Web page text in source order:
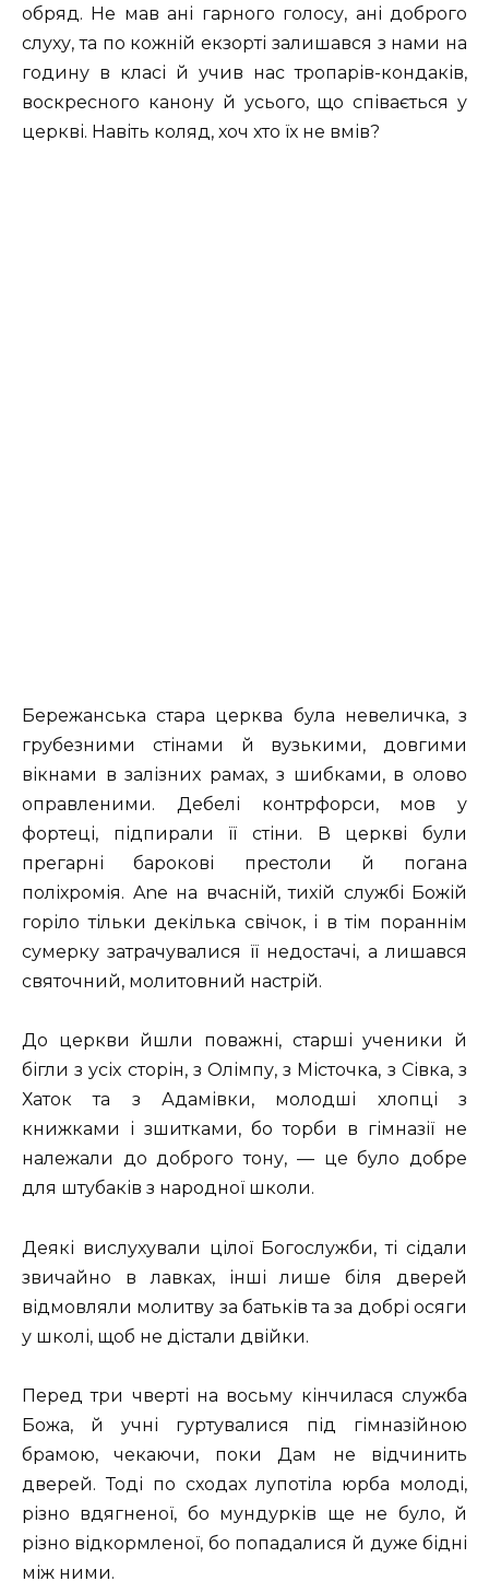
обряд. Не мав ані гарного голосу, ані доброго
слуху, та по кожній екзорті залишався з нами на
годину в класі й учив нас тропарів-кондаків,
воскресного канону й усього, що співається у
церкві. Навіть коляд, хоч хто їх не вмів?
Бережанська стара церква була невеличка, з
грубезними стінами й вузькими, довгими
вікнами в залізних рамах, з шибками, в олово
оправленими. Дебелі контрфорси, мов у
фортеці, підпирали її стіни. В церкві були
прегарні барокові престоли й погана
поліхромія. Ane на вчасній, тихій службі Божій
горіло тільки декілька свічок, і в тім пораннім
сумерку затрачувалися її недостачі, а лишався
святочний, молитовний настрій.
До церкви йшли поважні, старші ученики й
бігли з усіх сторін, з Олімпу, з Місточка, з Сівка, з
Хаток та з Адамівки, молодші хлопці з
книжками і зшитками, бо торби в гімназії не
належали до доброго тону, — це було добре
для штубаків з народної школи.
Деякі вислухували цілої Богослужби, ті сідали
звичайно в лавках, інші лише біля дверей
відмовляли молитву за батьків та за добрі осяги
у школі, щоб не дістали двійки.
Перед три чверті на восьму кінчилася служба
Божа, й учні гуртувалися під гімназійною
брамою, чекаючи, поки Дам не відчинить
дверей. Тоді по сходах лупотіла юрба молоді,
різно вдягненої, бо мундурків ще не було, й
різно відкормленої, бо попадалися й дуже бідні
між ними.